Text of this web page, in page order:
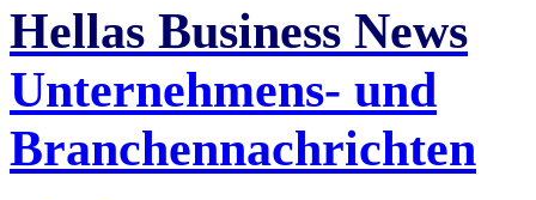
Hellas Business News
Unternehmens- und
Branchennachrichten